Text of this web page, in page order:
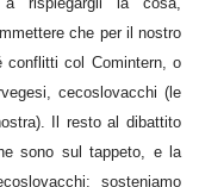
che per il nostro
conflitti col Comintern, o
cecoslovacchi (le
Il resto al dibattito
sono sul tappeto, e la
sosteniamo